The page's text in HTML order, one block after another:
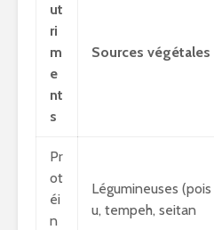
ut
ri
m
e
nt
s
Sources végétales
Pr
ot
éi
n
Légumineuses
u, tempeh, seitan